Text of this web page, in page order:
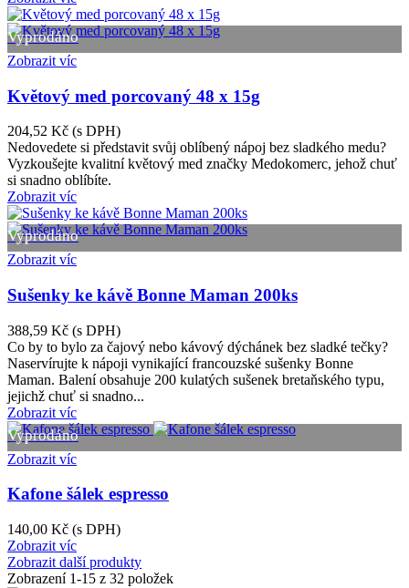
Vyprodáno
Zobrazit víc
Květový med porcovaný 48 x 15g
204,52 Kč (s DPH)
Nedovedete si představit svůj oblíbený nápoj bez sladkého medu?
Vyzkoušejte kvalitní květový med značky Medokomerc, jehož chuť
si snadno oblíbíte.
Zobrazit víc
Vyprodáno
Zobrazit víc
Sušenky ke kávě Bonne Maman 200ks
388,59 Kč (s DPH)
Co by to bylo za čajový nebo kávový dýchánek bez sladké tečky?
Naservírujte k nápoji vynikající francouzské sušenky Bonne
Maman. Balení obsahuje 200 kulatých sušenek bretaňského typu,
jejichž chuť si snadno...
Zobrazit víc
Vyprodáno
Zobrazit víc
Kafone šálek espresso
140,00 Kč (s DPH)
Zobrazit víc
Zobrazit další produkty
Zobrazení 1-15 z 32 položek